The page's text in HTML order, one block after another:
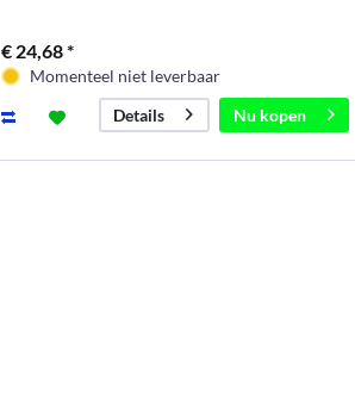
€ 24,68 *
Momenteel niet leverbaar
Details
Nu kopen